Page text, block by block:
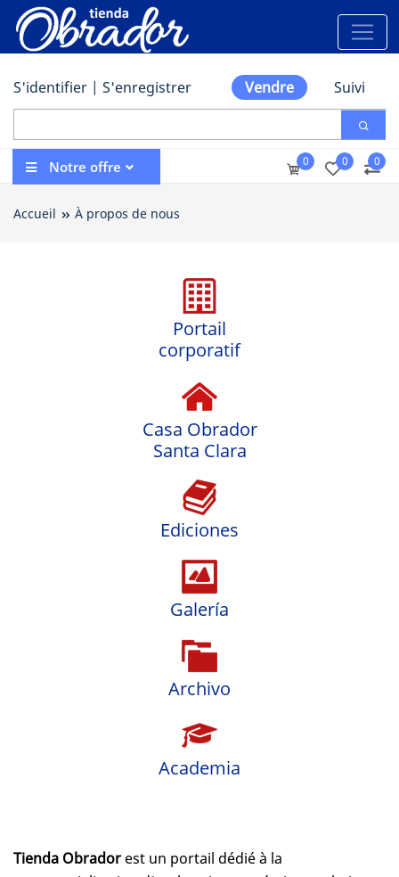
S'identifier | S'enregistrer Vendre Suivi
0 0 0
Notre offre
Accueil À propos de nous
Portail
corporatif
Casa Obrador
Santa Clara
Ediciones
Galería
Archivo
Academia
Tienda Obrador est un portail dédié à la